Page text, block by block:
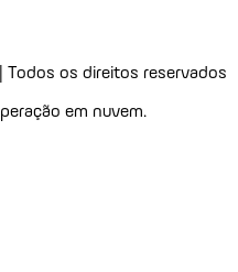
Todos os direitos reservados
em nuvem.